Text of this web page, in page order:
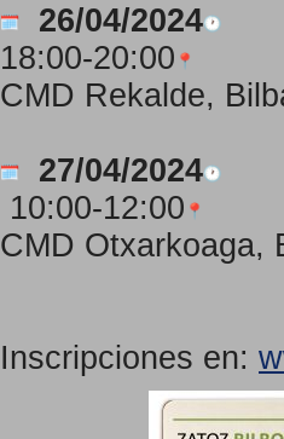
26/04/2024
18:00-20:00
CMD Rekalde,
27/04/2024
10:00-12:00
CMD Otxarkoaga,
Inscripciones en: